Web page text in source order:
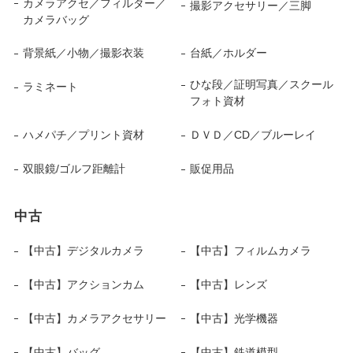
カメラアクセ／フィルター／
カメラバッグ
撮影アクセサリー／三脚
背景紙／小物／撮影衣装 台紙／ホルダー
ラミネート
ひな段／証明写真／スクール
フォト資材
ハメパチ／プリント資材 ＤＶＤ／CD／ブルーレイ
双眼鏡/ゴルフ距離計 販促用品
中古
【中古】デジタルカメラ 【中古】フィルムカメラ
【中古】アクションカム 【中古】レンズ
【中古】カメラアクセサリー 【中古】光学機器